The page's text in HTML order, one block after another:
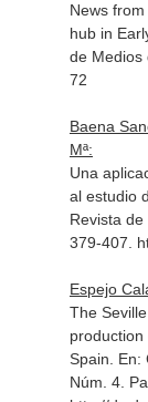
News
hub in
de Medios
72
Baena
Mª:
Una
al estudio
Revista
379-407.
Espejo
The
Spain. En:
Núm. 4.